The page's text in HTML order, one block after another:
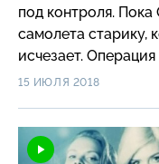
под контроля. Пока
самолета старику,
исчезает.
распускает отдел
15 ИЮЛЯ 2018